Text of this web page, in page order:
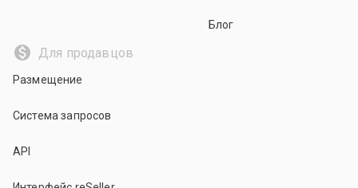
Блог
Для продавцов
Размещение
Система запросов
API